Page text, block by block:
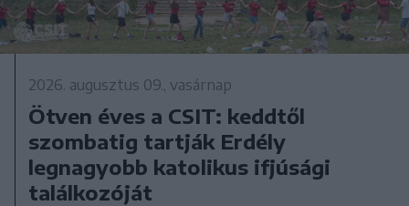
2026. augusztus 09., vasárnap
Ötven éves a CSIT: keddtől
szombatig tartják Erdély
legnagyobb katolikus ifjúsági
találkozóját